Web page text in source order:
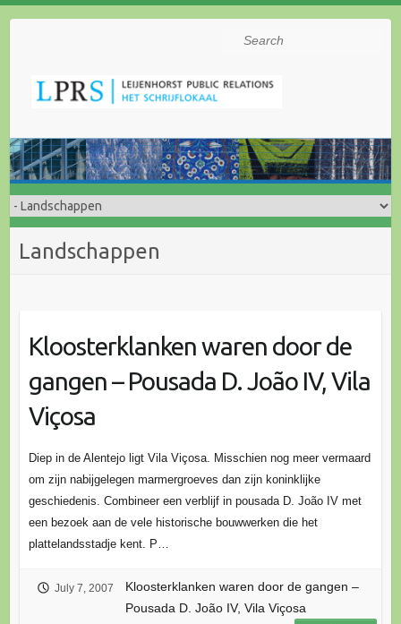
Search
Landschappen
Kloosterklanken waren door de
gangen – Pousada D. João IV, Vila
Viçosa
Diep in de Alentejo ligt Vila Viçosa. Misschien nog meer vermaard
om zijn nabijgelegen marmergroeves dan zijn koninklijke
geschiedenis. Combineer een verblijf in pousada D. João IV met
een bezoek aan de vele historische bouwwerken die het
plattelandsstadje kent. P…
July 7, 2007
Kloosterklanken waren door de gangen –
Pousada D. João IV, Vila Viçosa